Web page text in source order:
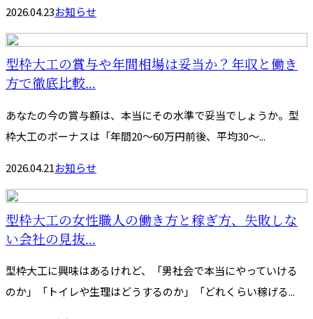
2026.04.23お知らせ
型枠大工の賞与や年間相場は妥当か？年収と働き
方で徹底比較...
あなたの今の賞与額は、本当にその水準で妥当でしょうか。型
枠大工のボーナスは「年間20〜60万円前後、平均30〜...
2026.04.21お知らせ
型枠大工の女性職人の働き方と稼ぎ方、失敗しな
い会社の見抜...
型枠大工に興味はあるけれど、「男社会で本当にやっていける
のか」「トイレや生理はどうするのか」「どれくらい稼げる...